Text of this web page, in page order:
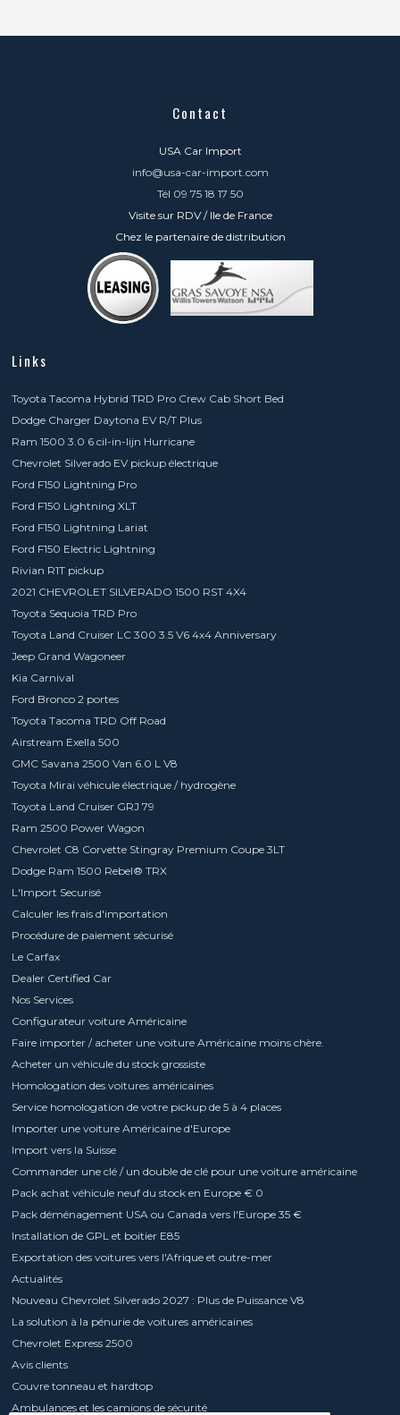
Contact
USA Car Import
info@usa-car-import.com
Tél 09 75 18 17 50
Visite sur RDV / Ile de France
Chez le partenaire de distribution
Links
Toyota Tacoma Hybrid TRD Pro Crew Cab Short Bed
Dodge Charger Daytona EV R/T Plus
Ram 1500 3.0 6 cil-in-lijn Hurricane
Chevrolet Silverado EV pickup électrique
Ford F150 Lightning Pro
Ford F150 Lightning XLT
Ford F150 Lightning Lariat
Ford F150 Electric Lightning
Rivian R1T pickup
2021 CHEVROLET SILVERADO 1500 RST 4X4
Toyota Sequoia TRD Pro
Toyota Land Cruiser LC 300 3.5 V6 4x4 Anniversary
Jeep Grand Wagoneer
Kia Carnival
Ford Bronco 2 portes
Toyota Tacoma TRD Off Road
Airstream Exella 500
GMC Savana 2500 Van 6.0 L V8
Toyota Mirai véhicule électrique / hydrogène
Toyota Land Cruiser GRJ 79
Ram 2500 Power Wagon
Chevrolet C8 Corvette Stingray Premium Coupe 3LT
Dodge Ram 1500 Rebel® TRX
L'Import Securisé
Calculer les frais d'importation
Procédure de paiement sécurisé
Le Carfax
Dealer Certified Car
Nos Services
Configurateur voiture Américaine
Faire importer / acheter une voiture Américaine moins chère.
Acheter un véhicule du stock grossiste
Homologation des voitures américaines
Service homologation de votre pickup de 5 à 4 places
Importer une voiture Américaine d'Europe
Import vers la Suisse
Commander une clé / un double de clé pour une voiture américaine
Pack achat véhicule neuf du stock en Europe € 0
Pack déménagement USA ou Canada vers l'Europe 35 €
Installation de GPL et boitier E85
Exportation des voitures vers l'Afrique et outre-mer
Actualités
Nouveau Chevrolet Silverado 2027 : Plus de Puissance V8
La solution à la pénurie de voitures américaines
Chevrolet Express 2500
Avis clients
Couvre tonneau et hardtop
Ambulances et les camions de sécurité